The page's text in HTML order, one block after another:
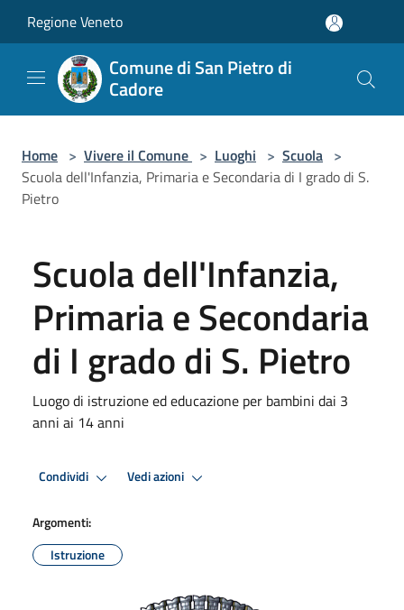
Regione Veneto
Comune di San Pietro di
Cadore
Home > Vivere il Comune > Luoghi > Scuola >
Scuola dell'Infanzia, Primaria e Secondaria di I grado di S.
Pietro
Scuola dell'Infanzia,
Primaria e Secondaria
di I grado di S. Pietro
Luogo di istruzione ed educazione per bambini dai 3
anni ai 14 anni
Condividi Vedi azioni
Argomenti:
Istruzione